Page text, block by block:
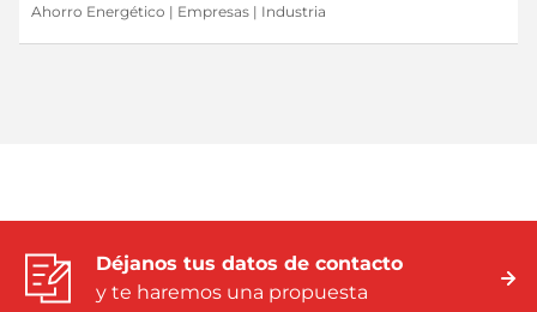
Ahorro Energético | Empresas | Industria
Déjanos tus datos de contacto
y te haremos una propuesta